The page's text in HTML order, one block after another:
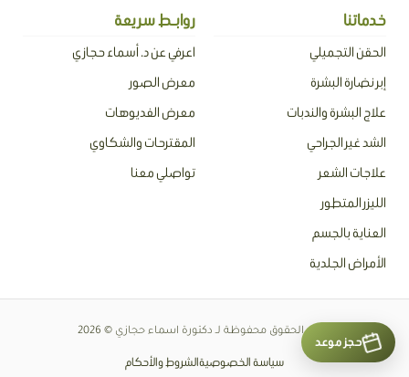
a
a
tخدماتنا
الحقن التجميلي
إبر نضارة البشرة
علاج البشرة والندبات
الشد غير الجراحي
علاجات الشعر
الليزر المتطور
العناية بالجسم
الأمراض الجلدية
روابـط سريعة
اعرفي عن د. أسماء حجازي
معرض الصور
معرض الفديوهات
المقترحات والشكاوي
تواصلي معنا
جميع الحقوق محفوظة لـ دكتورة اسماء حجازي © 2026
سياسة الخصوصيةالشروط والأحكام
حجز موعد